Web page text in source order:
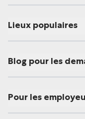
Lieux populaires
Blog pour les
Pour les